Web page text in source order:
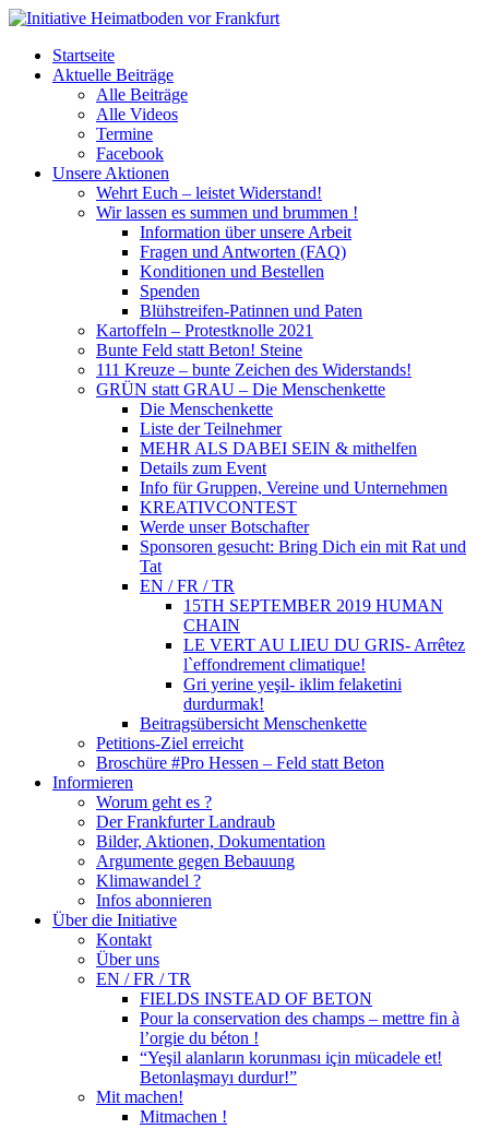
Startseite
Aktuelle Beiträge
Alle Beiträge
Alle Videos
Termine
Facebook
Unsere Aktionen
Wehrt Euch – leistet Widerstand!
Wir lassen es summen und brummen !
Information über unsere Arbeit
Fragen und Antworten (FAQ)
Konditionen und Bestellen
Spenden
Blühstreifen-Patinnen und Paten
Kartoffeln – Protestknolle 2021
Bunte Feld statt Beton! Steine
111 Kreuze – bunte Zeichen des Widerstands!
GRÜN statt GRAU – Die Menschenkette
Die Menschenkette
Liste der Teilnehmer
MEHR ALS DABEI SEIN & mithelfen
Details zum Event
Info für Gruppen, Vereine und Unternehmen
KREATIVCONTEST
Werde unser Botschafter
Sponsoren gesucht: Bring Dich ein mit Rat und
Tat
EN / FR / TR
15TH SEPTEMBER 2019 HUMAN
CHAIN
LE VERT AU LIEU DU GRIS- Arrêtez
l`effondrement climatique!
Gri yerine yeşil- iklim felaketini
durdurmak!
Beitragsübersicht Menschenkette
Petitions-Ziel erreicht
Broschüre #Pro Hessen – Feld statt Beton
Informieren
Worum geht es ?
Der Frankfurter Landraub
Bilder, Aktionen, Dokumentation
Argumente gegen Bebauung
Klimawandel ?
Infos abonnieren
Über die Initiative
Kontakt
Über uns
EN / FR / TR
FIELDS INSTEAD OF BETON
Pour la conservation des champs – mettre fin à
l’orgie du béton !
“Yeşil alanların korunması için mücadele et!
Betonlaşmayı durdur!”
Mit machen!
Mitmachen !